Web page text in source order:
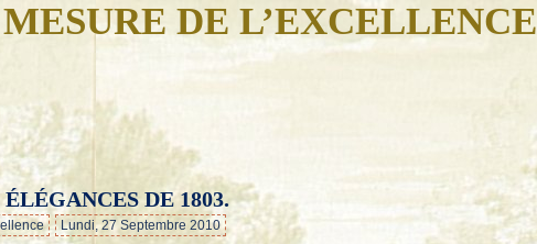
DE L’EXCELLENCE
…
DE 1803.
Lundi, 27 Septembre 2010